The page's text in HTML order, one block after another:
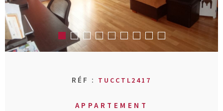
AVIS CLIENT
MON
RÉF : TUCCTL2417
APPARTEMENT
RECHERCHER